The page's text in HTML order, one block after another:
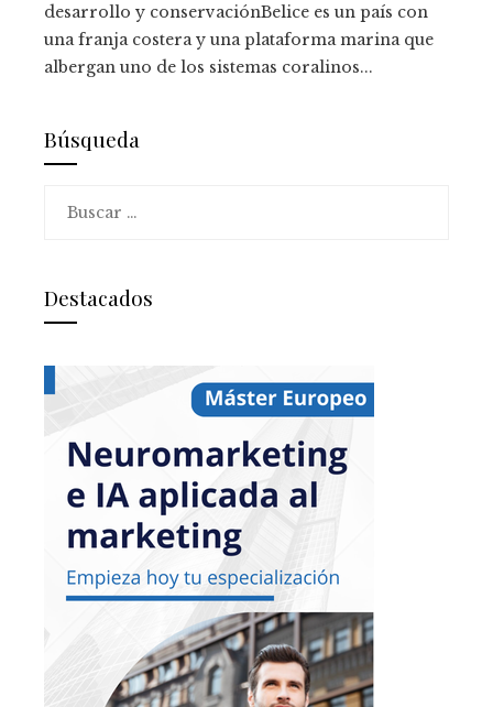
desarrollo y conservaciónBelice es un país con
una franja costera y una plataforma marina que
albergan uno de los sistemas coralinos...
Búsqueda
Destacados